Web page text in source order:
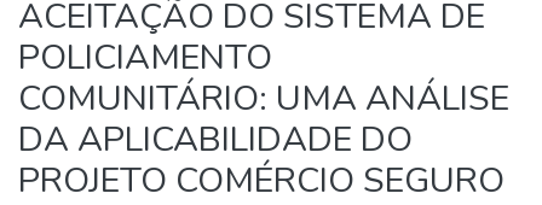
ACEITAÇÃO DO SISTEMA DE
POLICIAMENTO
COMUNITÁRIO: UMA ANÁLISE
DA APLICABILIDADE DO
PROJETO COMÉRCIO SEGURO